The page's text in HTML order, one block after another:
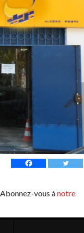
Abonnez-vous ànotre